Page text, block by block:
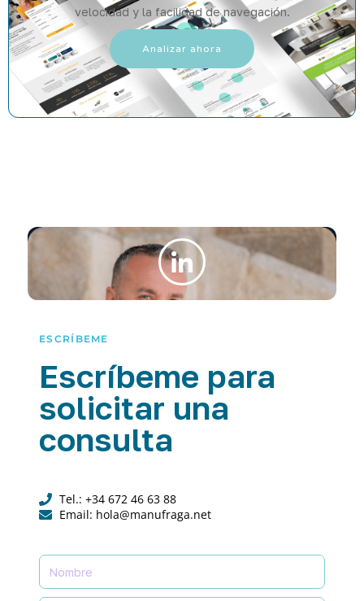
velocidad y la facilidad de navegación.
Analizar ahora
ESCRÍBEME
Escríbeme para
solicitar una
consulta
Tel.: +34 672 46 63 88
Email: hola@manufraga.net